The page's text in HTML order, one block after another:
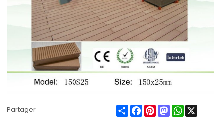
Partager ShareFacebook
PinterestMastodonWhatsApp
X